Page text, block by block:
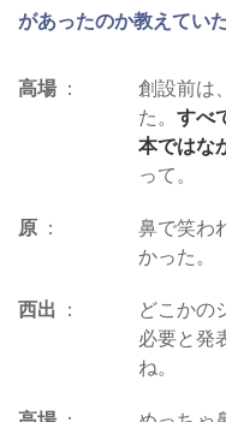
があったのか教えてい
高場
創設前は
た。すべ
本ではな
って。
原
鼻で笑わ
かった。
西出
どこかの
必要と発
ね。